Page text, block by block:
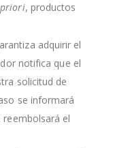
, productos
adquirir el
notifica que el
solicitud de
se informará
el